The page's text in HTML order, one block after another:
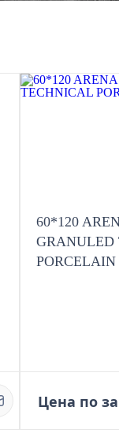
60*120
GRANULED
PORCELAIN
Цена по